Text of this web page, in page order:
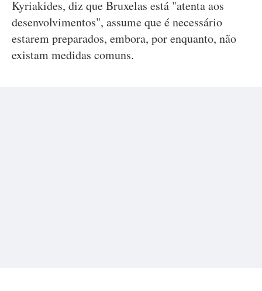
Kyriakides, diz que Bruxelas está "atenta aos
desenvolvimentos", assume que é necessário
estarem preparados, embora, por enquanto, não
existam medidas comuns.